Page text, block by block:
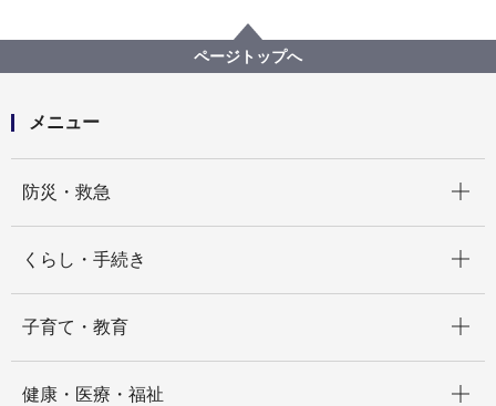
児童生徒指導・いじめ防止等の取組
児童・生徒指導の手引きページトップへ
メニュー
防災・救急
くらし・手続き
子育て・教育
健康・医療・福祉